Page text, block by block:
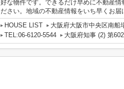
好な物件です。できるだけ早めに不動産
ださい。地域の不動産情報をいち早くお届
HOUSE LIST
大阪府大阪市中央区南船
TEL:06-6120-5544
大阪府知事 (2) 第